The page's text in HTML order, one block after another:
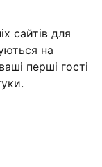
сайтів для
на
перші гості